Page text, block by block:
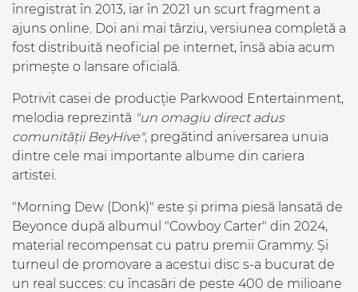
înregistrat în 2013, iar în 2021 un scurt fragment a
ajuns online. Doi ani mai târziu, versiunea completă a
fost distribuită neoficial pe internet, însă abia acum
primește o lansare oficială.
Potrivit casei de producție Parkwood Entertainment,
melodia reprezintă "un omagiu direct adus
comunității BeyHive", pregătind aniversarea unuia
dintre cele mai importante albume din cariera
artistei.
"Morning Dew (Donk)" este și prima piesă lansată de
Beyonce după albumul "Cowboy Carter" din 2024,
material recompensat cu patru premii Grammy. Și
turneul de promovare a acestui disc s-a bucurat de
un real succes: cu încasări de peste 400 de milioane